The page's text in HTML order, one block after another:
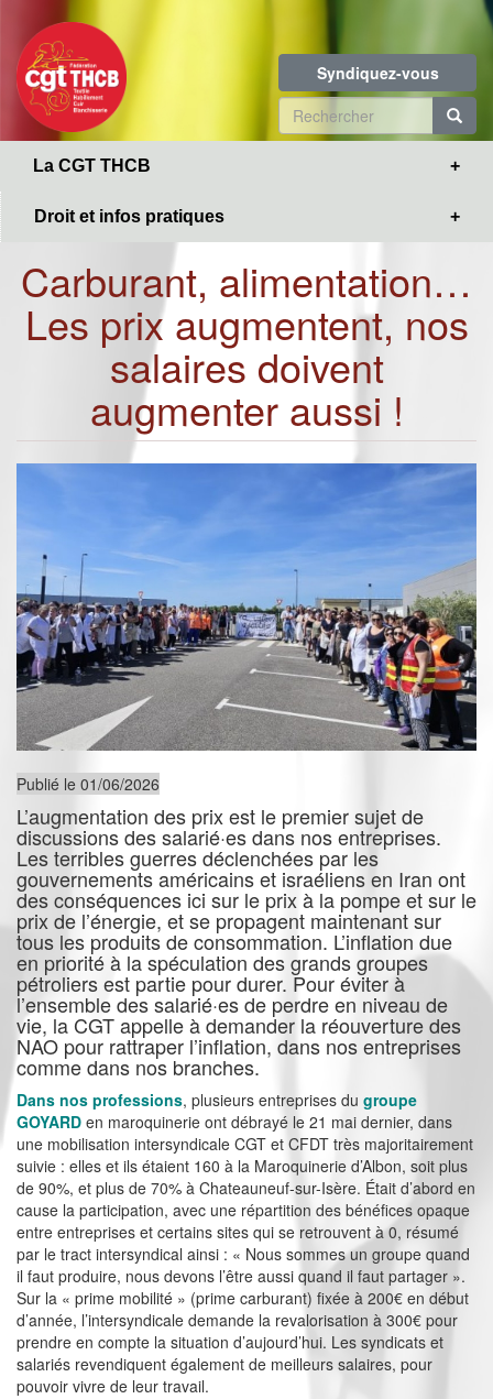
contenu
principal
Syndiquez-vous
Formulaire
de
La CGT THCB
Droit et infos pratiques
Carburant, alimentation…
Les prix augmentent, nos
salaires doivent
augmenter aussi !
Publié le 01/06/2026
L’augmentation des prix est le premier sujet de
discussions des salarié·es dans nos entreprises.
Les terribles guerres déclenchées par les
gouvernements américains et israéliens en Iran ont
des conséquences ici sur le prix à la pompe et sur le
prix de l’énergie, et se propagent maintenant sur
tous les produits de consommation. L’inflation due
en priorité à la spéculation des grands groupes
pétroliers est partie pour durer. Pour éviter à
l’ensemble des salarié·es de perdre en niveau de
vie, la CGT appelle à demander la réouverture des
NAO pour rattraper l’inflation, dans nos entreprises
comme dans nos branches.
Dans nos professions, plusieurs entreprises du groupe
GOYARD en maroquinerie ont débrayé le 21 mai dernier, dans
une mobilisation intersyndicale CGT et CFDT très majoritairement
suivie : elles et ils étaient 160 à la Maroquinerie d’Albon, soit plus
de 90%, et plus de 70% à Chateauneuf-sur-Isère. Était d’abord en
cause la participation, avec une répartition des bénéfices opaque
entre entreprises et certains sites qui se retrouvent à 0, résumé
par le tract intersyndical ainsi : « Nous sommes un groupe quand
il faut produire, nous devons l’être aussi quand il faut partager ».
Sur la « prime mobilité » (prime carburant) fixée à 200€ en début
d’année, l’intersyndicale demande la revalorisation à 300€ pour
prendre en compte la situation d’aujourd’hui. Les syndicats et
salariés revendiquent également de meilleurs salaires, pour
pouvoir vivre de leur travail.